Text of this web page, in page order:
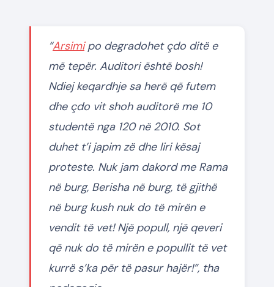
“Arsimipo degradohet çdo ditë e
më tepër. Auditori është bosh!
Ndiej keqardhje sa herë që futem
dhe çdo vit shoh auditorë me 10
studentë nga 120 në 2010. Sot
duhet t’i japim zë dhe liri kësaj
proteste. Nuk jam dakord me Rama
në burg, Berisha në burg, të gjithë
në burg kush nuk do të mirën e
vendit të vet! Një popull, një qeveri
që nuk do të mirën e popullit të vet
kurrë s’ka për të pasur hajër!”, tha